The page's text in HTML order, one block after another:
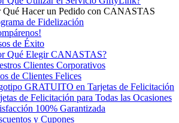
Qué Hacer un Pedido con CANASTAS
de Fidelización
de Éxito
Qué Elegir CANASTAS?
Clientes Corporativos
de Clientes Felices
GRATUITO en Tarjetas de Felicitación
de Felicitación para Todas las Ocasiones
100% Garantizada
y Cupones